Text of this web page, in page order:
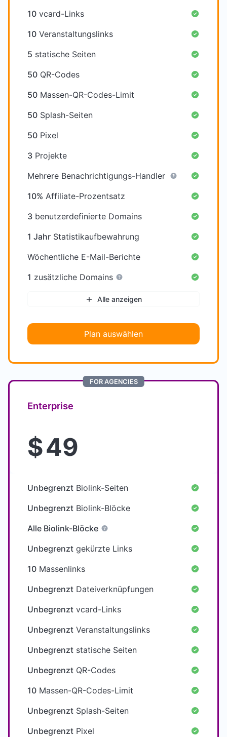
10 vcard-Links
10 Veranstaltungslinks
5 statische Seiten
50 QR-Codes
50 Massen-QR-Codes-Limit
50 Splash-Seiten
50 Pixel
3 Projekte
Mehrere Benachrichtigungs-Handler
10% Affiliate-Prozentsatz
3 benutzerdefinierte Domains
1 Jahr Statistikaufbewahrung
Wöchentliche E-Mail-Berichte
1 zusätzliche Domains
Alle anzeigen
Plan auswählen
FOR AGENCIES
Enterprise
$49
Unbegrenzt Biolink-Seiten
Unbegrenzt Biolink-Blöcke
Alle Biolink-Blöcke
Unbegrenzt gekürzte Links
10 Massenlinks
Unbegrenzt Dateiverknüpfungen
Unbegrenzt vcard-Links
Unbegrenzt Veranstaltungslinks
Unbegrenzt statische Seiten
Unbegrenzt QR-Codes
10 Massen-QR-Codes-Limit
Unbegrenzt Splash-Seiten
Unbegrenzt Pixel